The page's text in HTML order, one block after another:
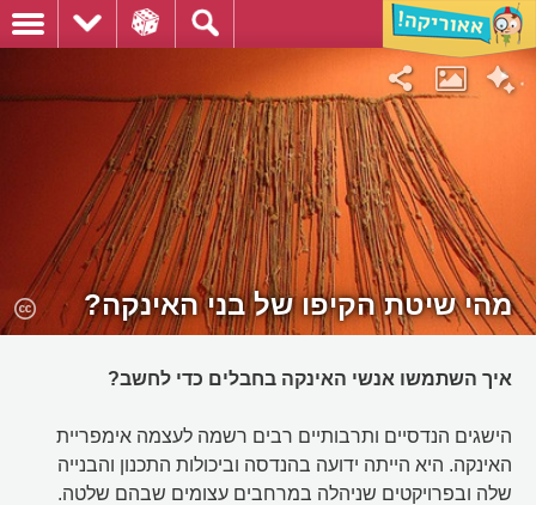
מהי שיטת הקיפו של בני האינקה?
איך השתמשו אנשי האינקה בחבלים כדי לחשב?
הישגים הנדסיים ותרבותיים רבים רשמה לעצמה אימפריית
האינקה. היא הייתה ידועה בהנדסה וביכולות התכנון והבנייה
שלה ובפרויקטים שניהלה במרחבים עצומים שבהם שלטה.